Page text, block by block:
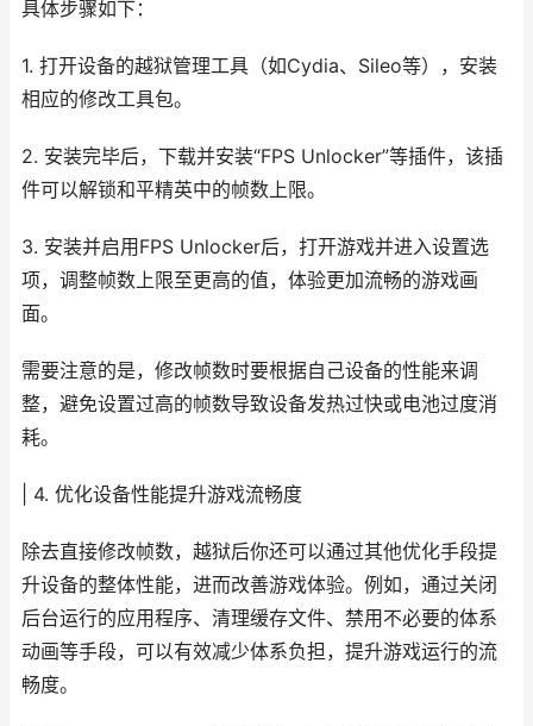
具体步骤如下：
1. 打开设备的越狱管理工具（如Cydia、Sileo等），安装
相应的修改工具包。
2. 安装完毕后，下载并安装“FPS Unlocker”等插件，该插
件可以解锁和平精英中的帧数上限。
3. 安装并启用FPS Unlocker后，打开游戏并进入设置选
项，调整帧数上限至更高的值，体验更加流畅的游戏画
面。
需要注意的是，修改帧数时要根据自己设备的性能来调
整，避免设置过高的帧数导致设备发热过快或电池过度消
耗。
| 4. 优化设备性能提升游戏流畅度
除去直接修改帧数，越狱后你还可以通过其他优化手段提
升设备的整体性能，进而改善游戏体验。例如，通过关闭
后台运行的应用程序、清理缓存文件、禁用不必要的体系
动画等手段，可以有效减少体系负担，提升游戏运行的流
畅度。